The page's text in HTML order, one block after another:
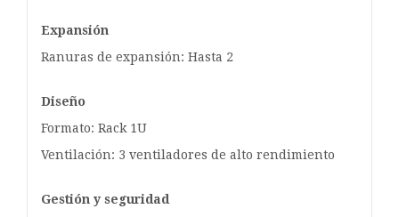
Expansión
Ranuras de expansión: Hasta 2
Diseño
Formato: Rack 1U
Ventilación: 3 ventiladores de alto rendimiento
Gestión y seguridad